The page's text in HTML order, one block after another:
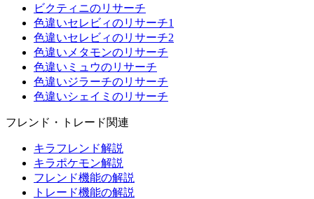
ビクティニのリサーチ
色違いセレビィのリサーチ1
色違いセレビィのリサーチ2
色違いメタモンのリサーチ
色違いミュウのリサーチ
色違いジラーチのリサーチ
色違いシェイミのリサーチ
フレンド・トレード関連
キラフレンド解説
キラポケモン解説
フレンド機能の解説
トレード機能の解説